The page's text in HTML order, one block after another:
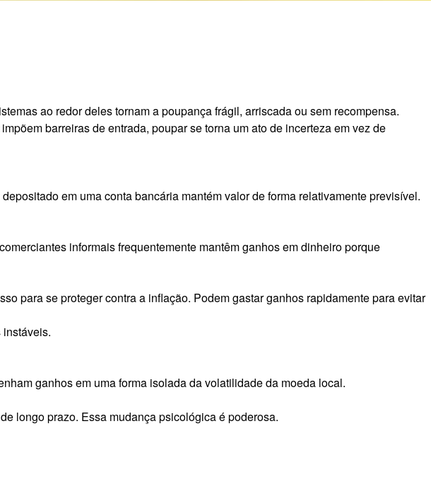
ao redor deles tornam a poupança frágil, arriscada ou sem recompensa.
barreiras de entrada, poupar se torna um ato de incerteza em vez de
em uma conta bancária mantém valor de forma relativamente previsível.
informais frequentemente mantêm ganhos em dinheiro porque
para se proteger contra a inflação. Podem gastar ganhos rapidamente para evitar
ganhos em uma forma isolada da volatilidade da moeda local.
longo prazo. Essa mudança psicológica é poderosa.